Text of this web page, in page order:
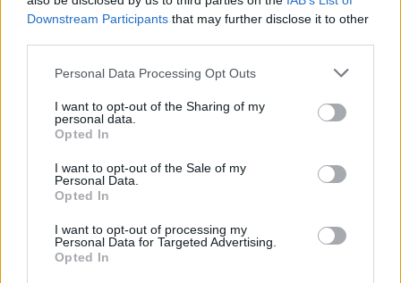
Downstream Participants that may further disclose it to other
Personal Data Processing Opt Outs
I want to opt-out of the Sharing of my
personal data.
Opted In
I want to opt-out of the Sale of my
Personal Data.
Opted In
I want to opt-out of processing my
Personal Data for Targeted Advertising.
Opted In